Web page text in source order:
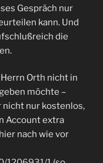
Gespräch nur
kann. Und
die
Orth nicht in
möchte –
nicht nur kostenlos,
Account extra
nach wie vor